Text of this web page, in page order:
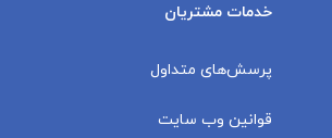
خدمات مشتریان
پرسش‌های متداول
قوانین وب سایت